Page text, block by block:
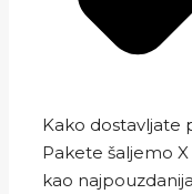
Kako dostavljate
Pakete šaljemo
kao